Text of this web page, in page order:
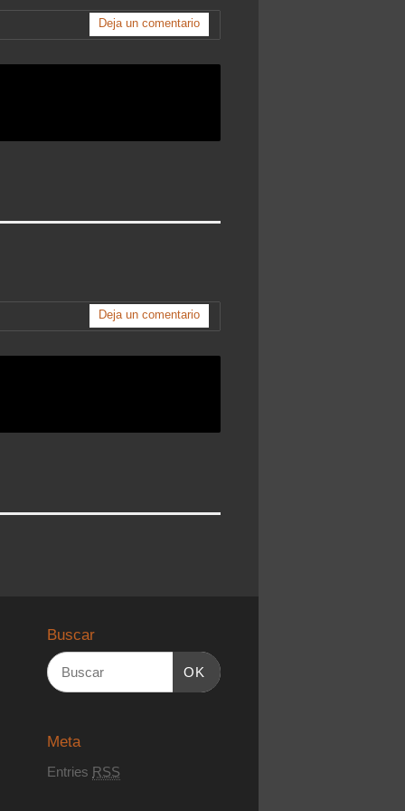
Deja un comentario
Deja un comentario
Buscar
OK
Meta
Entries RSS